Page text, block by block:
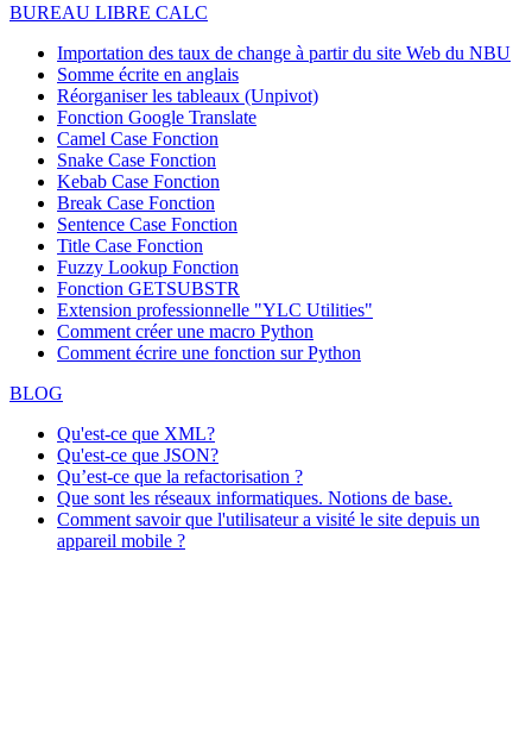
BUREAU LIBRE CALC
Importation des taux de change à partir du site Web du NBU
Somme écrite en anglais
Réorganiser les tableaux (Unpivot)
Fonction Google Translate
Camel Case Fonction
Snake Case Fonction
Kebab Case Fonction
Break Case Fonction
Sentence Case Fonction
Title Case Fonction
Fuzzy Lookup Fonction
Fonction GETSUBSTR
Extension professionnelle "YLC Utilities"
Comment créer une macro Python
Comment écrire une fonction sur Python
BLOG
Qu'est-ce que XML?
Qu'est-ce que JSON?
Qu’est-ce que la refactorisation ?
Que sont les réseaux informatiques. Notions de base.
Comment savoir que l'utilisateur a visité le site depuis un
appareil mobile ?